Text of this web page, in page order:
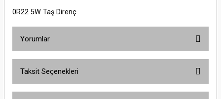
0R22 5W Taş Direnç
Yorumlar
Taksit Seçenekleri